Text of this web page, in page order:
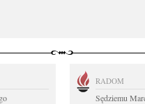
RADOM
Sędziemu